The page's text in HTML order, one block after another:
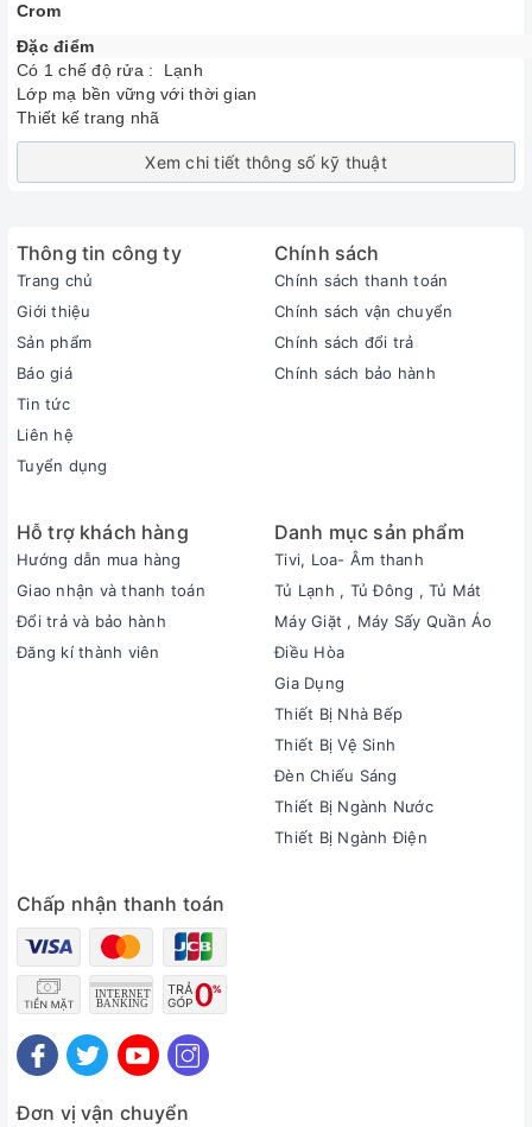
Crom
Đặc điểm
Có 1 chế độ rửa : Lạnh
Lớp mạ bền vững với thời gian
Thiết kế trang nhã
Xem chi tiết thông số kỹ thuật
Thông tin công ty
Trang chủ
Giới thiệu
Sản phẩm
Báo giá
Tin tức
Liên hệ
Tuyển dụng
Chính sách
Chính sách thanh toán
Chính sách vận chuyển
Chính sách đổi trả
Chính sách bảo hành
Hỗ trợ khách hàng
Hướng dẫn mua hàng
Giao nhận và thanh toán
Đổi trả và bảo hành
Đăng kí thành viên
Danh mục sản phẩm
Tivi, Loa- Âm thanh
Tủ Lạnh , Tủ Đông , Tủ Mát
Máy Giặt , Máy Sấy Quần Áo
Điều Hòa
Gia Dụng
Thiết Bị Nhà Bếp
Thiết Bị Vệ Sinh
Đèn Chiếu Sáng
Thiết Bị Ngành Nước
Thiết Bị Ngành Điện
Chấp nhận thanh toán
Đơn vị vận chuyển